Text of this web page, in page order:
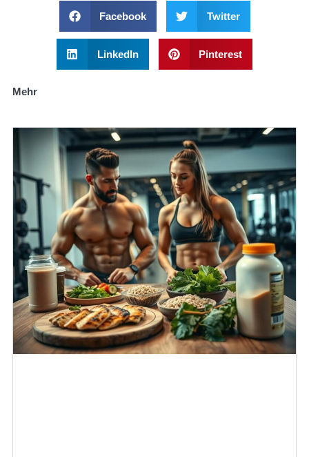
Facebook Twitter
LinkedIn Pinterest
Mehr